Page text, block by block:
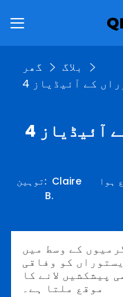
گھر
بلاگ
کے آئیڈیاز
آئیڈیاز
توہین: Claire
B.
ہوا
کے وسط میں
کو وفاقی
پیشکشیں لانے کا
موقع ملتا ہے۔